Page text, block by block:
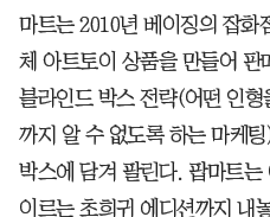
마트는 2010년 베이징의 잡화
체 아트토이 상품을 만들어 판
블라인드 박스 전략(어떤 인
까지 알 수 없도록 하는 마케
박스에 담겨 팔린다. 팝마트는
이르는 초희귀 에디션까지 내